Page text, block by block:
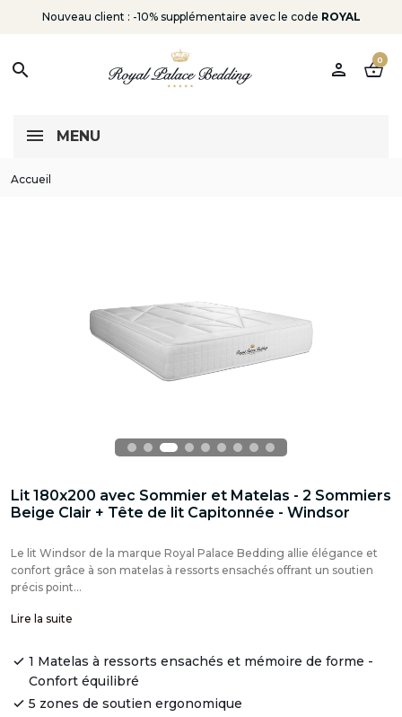
Nouveau client : -10% supplémentaire avec le code ROYAL
search person shopping_basket
0
MENU
Accueil
Lit 180x200 avec Sommier et Matelas - 2 Sommiers
Beige Clair + Tête de lit Capitonnée - Windsor
Le lit Windsor de la marque Royal Palace Bedding allie élégance et
confort grâce à son matelas à ressorts ensachés offrant un soutien
précis point...
Lire la suite
1 Matelas à ressorts ensachés et mémoire de forme -
Confort équilibré
5 zones de soutien ergonomique